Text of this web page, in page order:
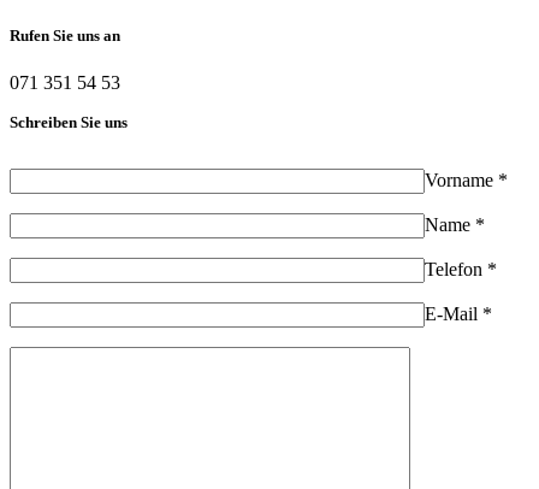
Rufen Sie uns an
071 351 54 53
Schreiben Sie uns
Vorname *
Name *
Telefon *
E-Mail *